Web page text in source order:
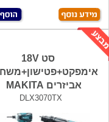
סט 18V
אביזרים MAKITA
DLX3070TX